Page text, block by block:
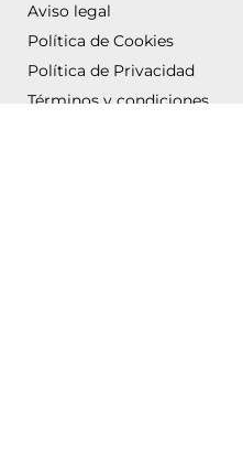
Aviso legal
Política de Cookies
Política de Privacidad
Términos y condiciones